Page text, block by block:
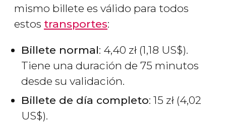
mismo billete es válido para todos
estos transportes:
Billete normal: 4,40 zł (1,18 US$).
Tiene una duración de 75 minutos
desde su validación.
Billete de día completo: 15 zł (4,02
US$).